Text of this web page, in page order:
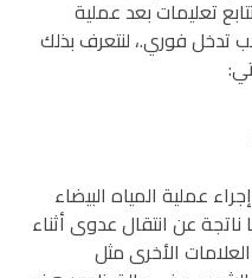
تعليمات بعد عملية
تدخل فوري.، لنتعرف بذلك
عملية المياه البيضاء
ناتجة عن انتقال عدوى أثناء
الأخرى مثل